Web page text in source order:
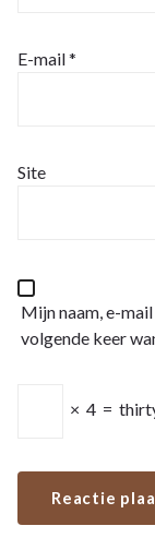
E-mail*
Site
Mijn naam, e-
volgende keer
× 4 =